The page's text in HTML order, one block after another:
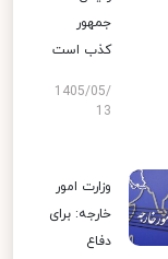
جمهور
کذب است
1405/05/
13
وزارت امور
خارجه: برای
دفاع